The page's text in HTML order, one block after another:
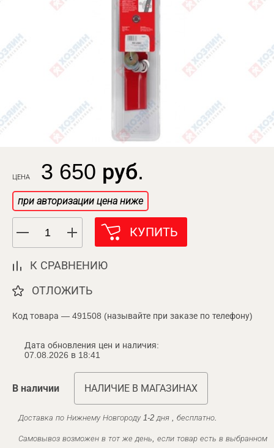
ЦЕНА 3 650 руб.
при авторизации цена ниже
КУПИТЬ
К СРАВНЕНИЮ
ОТЛОЖИТЬ
Код товара — 491508 (называйте при заказе по телефону)
Дата обновления цен и наличия:
07.08.2026 в 18:41
В наличии НАЛИЧИЕ В МАГАЗИНАХ
Доставка по Нижнему Новгороду 1-2 дня , бесплатно.
Самовывоз возможен в тот же день, если товар есть в выбранном